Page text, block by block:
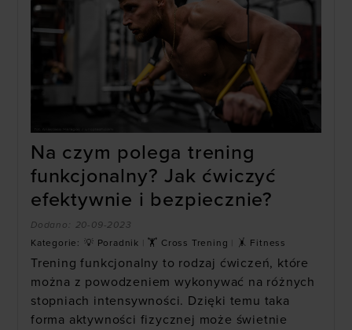
Na czym polega trening
funkcjonalny? Jak ćwiczyć
efektywnie i bezpiecznie?
Dodano: 20-09-2023
Kategorie: 💡 Poradnik 🏋 Cross Trening 🤸 Fitness
Trening funkcjonalny to rodzaj ćwiczeń, które
można z powodzeniem wykonywać na różnych
stopniach intensywności. Dzięki temu taka
forma aktywności fizycznej może świetnie